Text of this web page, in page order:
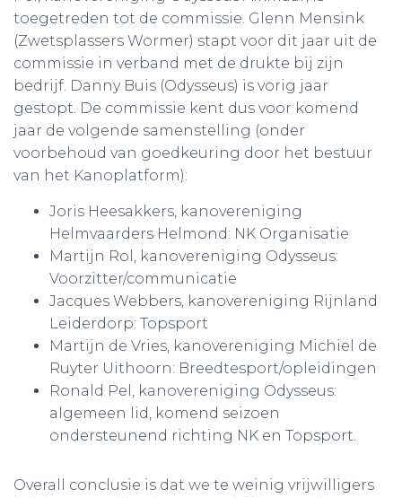
toegetreden tot de commissie. Glenn Mensink
(Zwetsplassers Wormer) stapt voor dit jaar uit de
commissie in verband met de drukte bij zijn
bedrijf. Danny Buis (Odysseus) is vorig jaar
gestopt. De commissie kent dus voor komend
jaar de volgende samenstelling (onder
voorbehoud van goedkeuring door het bestuur
van het Kanoplatform):
Joris Heesakkers, kanovereniging
Helmvaarders Helmond: NK Organisatie
Martijn Rol, kanovereniging Odysseus:
Voorzitter/communicatie
Jacques Webbers, kanovereniging Rijnland
Leiderdorp: Topsport
Martijn de Vries, kanovereniging Michiel de
Ruyter Uithoorn: Breedtesport/opleidingen
Ronald Pel, kanovereniging Odysseus:
algemeen lid, komend seizoen
ondersteunend richting NK en Topsport.
Overall conclusie is dat we te weinig vrijwilligers